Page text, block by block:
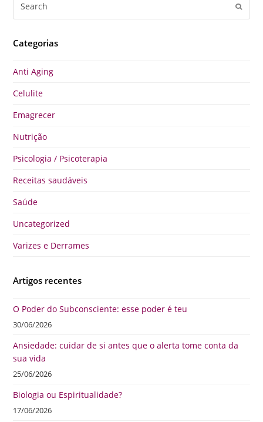
Categorias
Anti Aging
Celulite
Emagrecer
Nutrição
Psicologia / Psicoterapia
Receitas saudáveis
Saúde
Uncategorized
Varizes e Derrames
Artigos recentes
O Poder do Subconsciente: esse poder é teu
30/06/2026
Ansiedade: cuidar de si antes que o alerta tome conta da
sua vida
25/06/2026
Biologia ou Espiritualidade?
17/06/2026